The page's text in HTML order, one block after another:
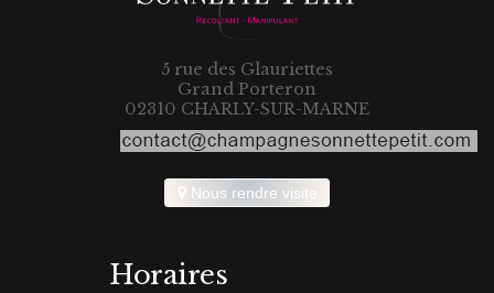
5 rue des Glauriettes
Grand Porteron
02310 CHARLY-SUR-MARNE
Nous rendre visite
Horaires